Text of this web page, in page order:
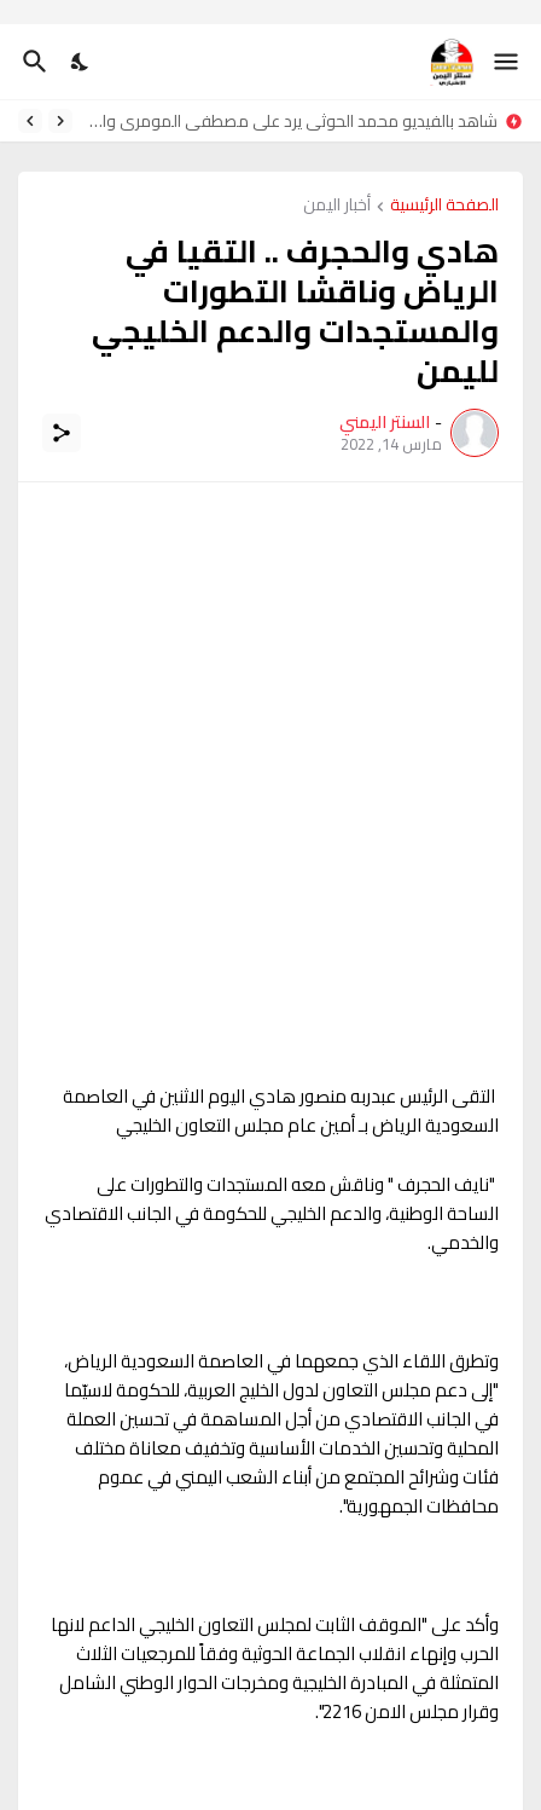
شاهد بالفيديو محمد الحوثي يرد على مصطفى المومري واحمدحجر
الصفحة الرئيسية أخبار اليمن
هادي والحجرف .. التقيا في
الرياض وناقشا التطورات
والمستجدات والدعم الخليجي
لليمن
- السنتر اليمني
مارس 14, 2022
التقى الرئيس عبدربه منصور هادي اليوم الاثنين في العاصمة
السعودية الرياض بـ أمين عام مجلس التعاون الخليجي
"نايف الحجرف " وناقش معه المستجدات والتطورات على
الساحة الوطنية، والدعم الخليجي للحكومة في الجانب الاقتصادي
والخدمي.
وتطرق اللقاء الذي جمعهما في العاصمة السعودية الرياض،
"إلى دعم مجلس التعاون لدول الخليج العربية، للحكومة لاسيّما
في الجانب الاقتصادي من أجل المساهمة في تحسين العملة
المحلية وتحسين الخدمات الأساسية وتخفيف معاناة مختلف
فئات وشرائح المجتمع من أبناء الشعب اليمني في عموم
محافظات الجمهورية".
وأكد على "الموقف الثابت لمجلس التعاون الخليجي الداعم لانها
الحرب وإنهاء انقلاب الجماعة الحوثية وفقاً للمرجعيات الثلاث
المتمثلة في المبادرة الخليجية ومخرجات الحوار الوطني الشامل
وقرار مجلس الامن 2216".